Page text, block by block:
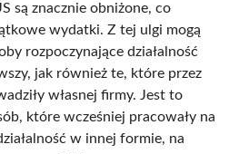
są znacznie obniżone, co
wydatki. Z tej ulgi mogą
rozpoczynające działalność
jak również te, które przez
własnej firmy. Jest to
które wcześniej pracowały na
w innej formie, na